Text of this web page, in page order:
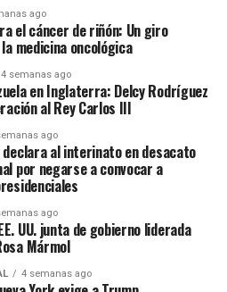
ago
el cáncer de riñón: Un giro
medicina oncológica
4 semanas ago
en Inglaterra: Delcy Rodríguez
al Rey Carlos III
ago
al interinato en desacato
por negarse a convocar a
ago
UU. junta de gobierno liderada
Mármol
4 semanas ago